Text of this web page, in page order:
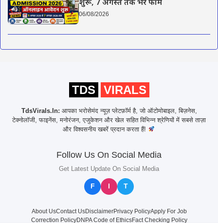
शुरू, 7 अगस्त तक भरें फॉर्म
06/08/2026
TDS VIRALS
TdsVirals.In: आपका भरोसेमंद न्यूज़ प्लेटफ़ॉर्म है, जो ऑटोमोबाइल, बिज़नेस,
टेक्नोलॉजी, फाइनेंस, मनोरंजन, एजुकेशन और खेल सहित विभिन्न श्रेणियों में सबसे ताज़ा
और विश्वसनीय खबरें प्रदान करता हैं!
Follow Us On Social Media
Get Latest Update On Social Media
F I T
About UsContact UsDisclaimerPrivacy PolicyApply For Job
Correction PolicyDNPA Code of EthicsFact Checking Policy